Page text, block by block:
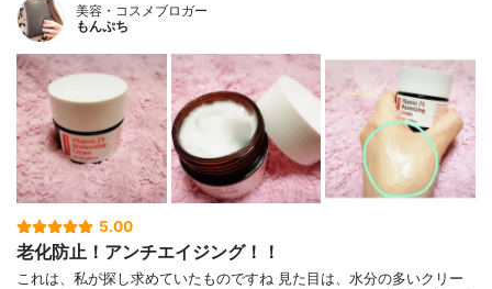
美容・コスメブロガー
もんぷち
5.00
老化防止！アンチエイジング！！
これは、私が探し求めていたものですね 見た目は、水分の多いクリー